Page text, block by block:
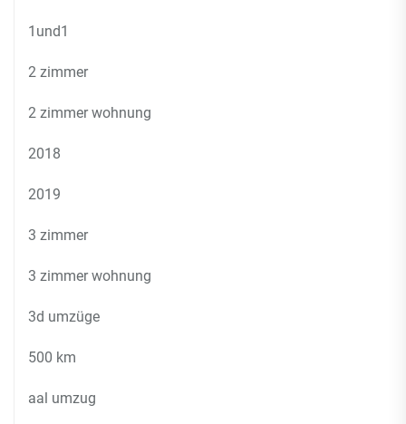
1und1
2 zimmer
2 zimmer wohnung
2018
2019
3 zimmer
3 zimmer wohnung
3d umzüge
500 km
aal umzug